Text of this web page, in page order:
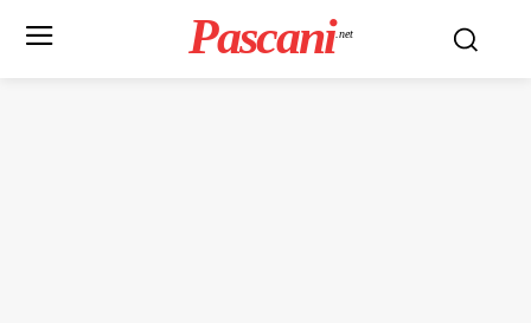
Pascani .net